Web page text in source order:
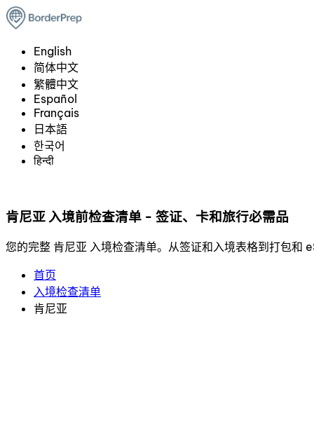
English
简体中文
繁體中文
Español
Français
日本語
한국어
हिन्दी
肯尼亚 入境前检查清单 - 签证、卡和旅行必需品
您的完整 肯尼亚 入境检查清单。从签证和入境表格到打包和
首页
入境检查清单
肯尼亚